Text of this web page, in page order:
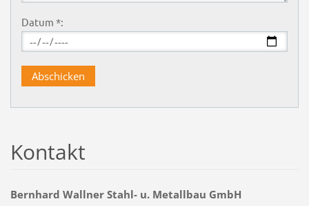
Datum *:
Kontakt
Bernhard Wallner Stahl- u. Metallbau GmbH